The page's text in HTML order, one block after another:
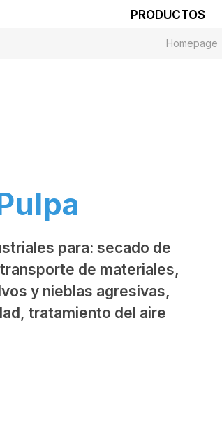
PRODUCTOS
Homepage
para: secado de
de materiales,
y nieblas agresivas,
tratamiento del aire